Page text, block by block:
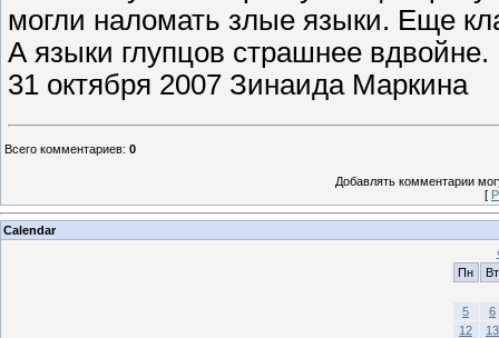
могли наломать злые языки. Еще
А языки глупцов страшнее вдвойне.
31 октября 2007 Зинаида Маркина
Всего комментариев: 0
Добавлять комментарии
[
Calendar
Пн
Вт
5
6
12
13